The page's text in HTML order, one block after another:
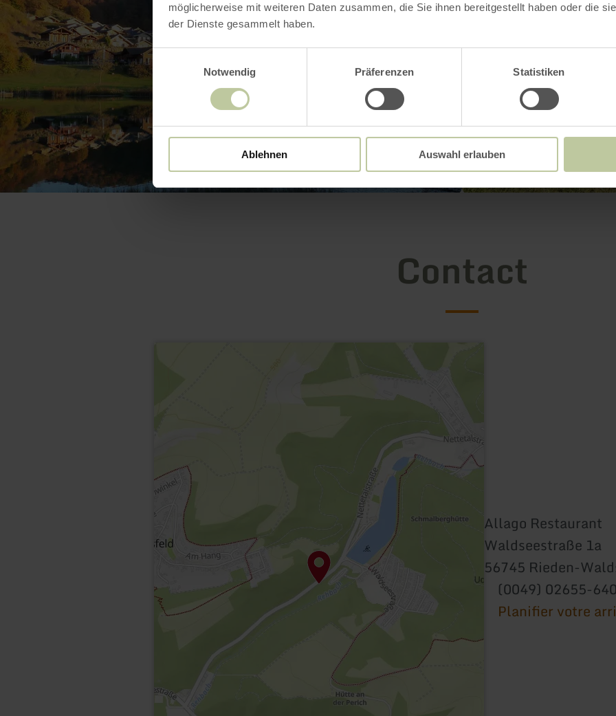
möglicherweise mit weiteren Daten zusammen, die Sie ihnen bereitgestellt haben oder die
der Dienste gesammelt haben.
Einwilligungsauswahl
Notwendig
Präferenzen Statistiken
Ablehnen Auswahl erlauben
Contact
Allago Restaurant
Waldseestraße 1a
56745 Rieden-
(0049) 02655-
Planifier votre